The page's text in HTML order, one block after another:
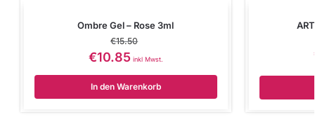
Ombre Gel – Rose 3ml
€15.50
€10.85 inkl Mwst.
In den Warenkorb